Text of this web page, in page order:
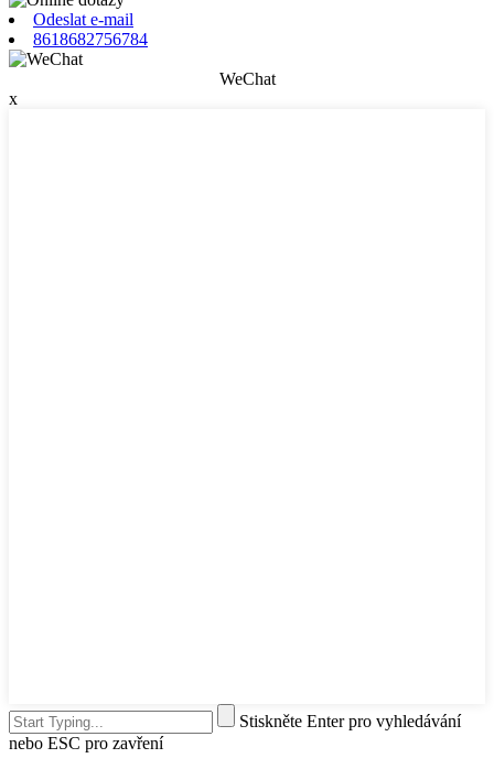
Odeslat e-mail
8618682756784
WeChat
x
Stiskněte Enter pro vyhledávání
nebo ESC pro zavření